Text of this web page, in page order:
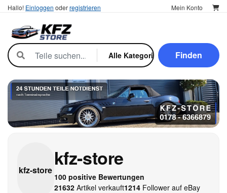
Hallo! Einloggen oderregistrieren Mein Konto
Finden
kfz-store
kfz-store
100 positive Bewertungen
21632Artikel verkauft1214Follower auf eBay